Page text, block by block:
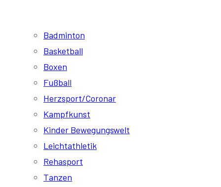
Badminton
Basketball
Boxen
Fußball
Herzsport/Coronar
Kampfkunst
Kinder Bewegungswelt
Leichtathletik
Rehasport
Tanzen